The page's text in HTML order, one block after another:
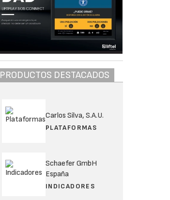
PRODUCTOS DESTACADOS
Carlos Silva, S.A.U.
PLATAFORMAS
Schaefer GmbH
España
INDICADORES